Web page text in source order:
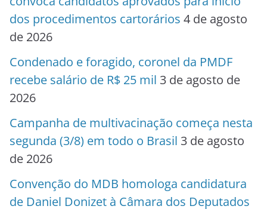
dos procedimentos cartorários 4 de agosto
de 2026
Condenado e foragido, coronel da PMDF
recebe salário de R$ 25 mil 3 de agosto de
2026
Campanha de multivacinação começa nesta
segunda (3/8) em todo o Brasil 3 de agosto
de 2026
Convenção do MDB homologa candidatura
de Daniel Donizet à Câmara dos Deputados